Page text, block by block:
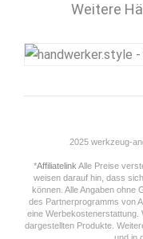
Weitere
2025 werkzeug-
*Affiliatelink Alle Preise
weisen darauf hin, dass
können. Alle Angaben ohne
des Partnerprogramms von
eine
dargestellten Produkte.